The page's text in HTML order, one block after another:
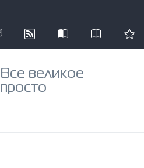
Все великое
просто